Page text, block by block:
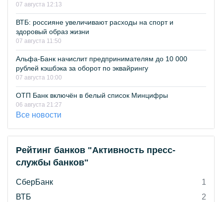
07 августа 12:13
ВТБ: россияне увеличивают расходы на спорт и
здоровый образ жизни
07 августа 11:50
Альфа-Банк начислит предпринимателям до 10 000
рублей кэшбэка за оборот по эквайрингу
07 августа 10:00
ОТП Банк включён в белый список Минцифры
06 августа 21:27
Все новости
Рейтинг банков "Активность пресс-
службы банков"
СберБанк
1
ВТБ
2